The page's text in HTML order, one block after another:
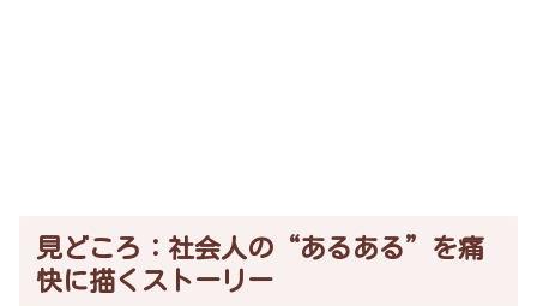
見どころ：社会人の“あるある”を痛
快に描くストーリー